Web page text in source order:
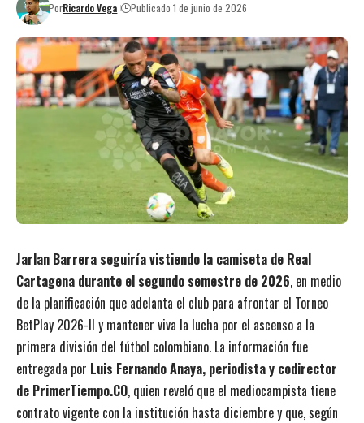
PorRicardo Vega Publicado 1 de junio de 2026
Jarlan Barrera seguiría vistiendo la camiseta de Real
Cartagena durante el segundo semestre de 2026, en medio
de la planificación que adelanta el club para afrontar el Torneo
BetPlay 2026-II y mantener viva la lucha por el ascenso a la
primera división del fútbol colombiano. La información fue
entregada por Luis Fernando Anaya, periodista y codirector
de PrimerTiempo.CO, quien reveló que el mediocampista tiene
contrato vigente con la institución hasta diciembre y que, según